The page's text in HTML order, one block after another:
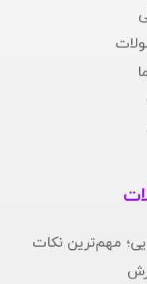
مهم‌ترین نکات